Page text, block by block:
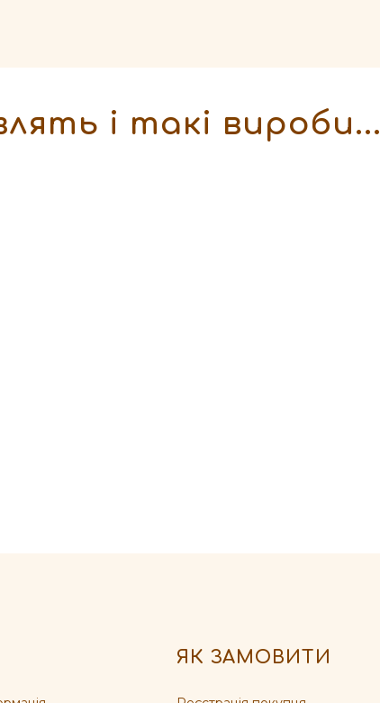
і такі вироби...
ЯК ЗАМОВИТИ